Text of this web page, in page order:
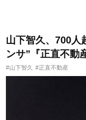
山下智久、700人
ンサ”『正直不動
#山下智久 #正直不動産